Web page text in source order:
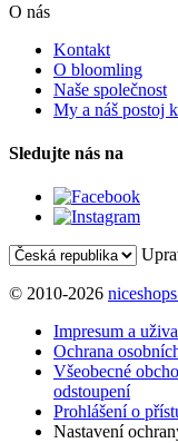
O nás
Kontakt
O bloomling
Naše společnost
My a náš postoj
Sledujte nás na
© 2010-2026
Impresum a
Ochrana
Všeobecné
odstoupení
Prohlášení o
Nastavení